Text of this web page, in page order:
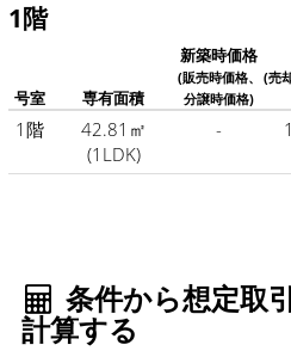
1階
号室 専有面積
新築時価格
(販売時価格、
分譲時価格)
(売
1階
42.81㎡
(1LDK)
-
条件から想定取
計算する